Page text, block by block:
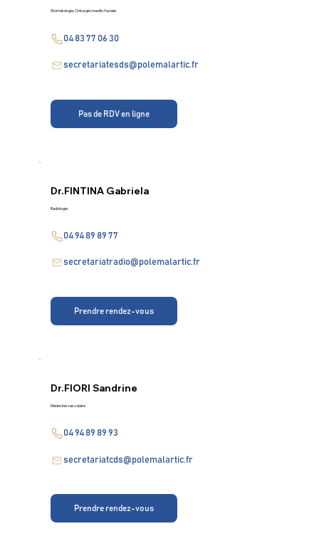
Stomatologie, Chirurgie maxillo-faciale
04 83 77 06 30
secretariatesds@polemalartic.fr
Pas de RDV en ligne
Dr.FINTINA Gabriela
Radiologie
04 94 89 89 77
secretariatradio@polemalartic.fr
Prendre rendez-vous
Dr.FIORI Sandrine
Médecine vasculaire
04 94 89 89 93
secretariatcds@polemalartic.fr
Prendre rendez-vous